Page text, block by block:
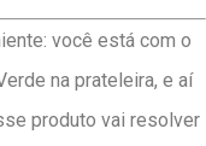
você está com o
na prateleira, e aí
produto vai resolver